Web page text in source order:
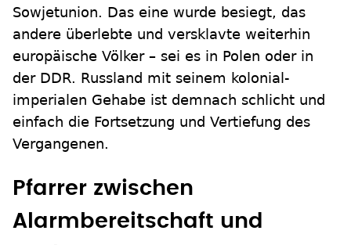
Sowjetunion. Das eine wurde besiegt, das
andere überlebte und versklavte weiterhin
europäische Völker – sei es in Polen oder in
der DDR. Russland mit seinem kolonial-
imperialen Gehabe ist demnach schlicht und
einfach die Fortsetzung und Vertiefung des
Vergangenen.
Pfarrer zwischen
Alarmbereitschaft und